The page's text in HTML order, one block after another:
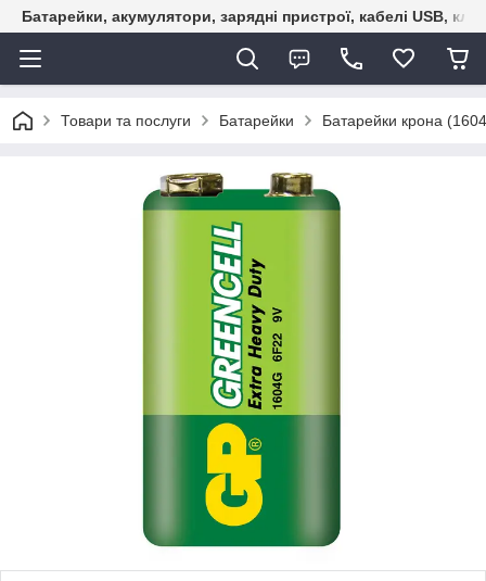
Батарейки, акумулятори, зарядні пристрої, кабелі USB,
Товари та послуги Батарейки Батарейки крона